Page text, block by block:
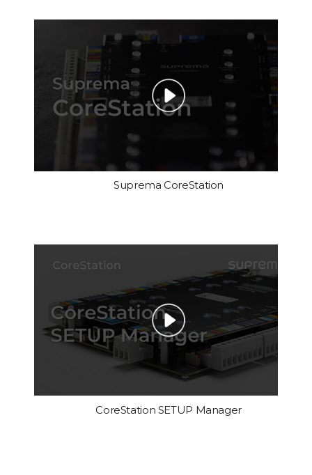
Suprema CoreStation
CoreStation SETUP Manager